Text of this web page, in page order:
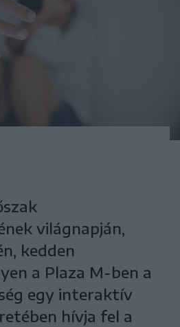
világnapján,
kedden
a Plaza M-ben a
egy interaktív
hívja fel a